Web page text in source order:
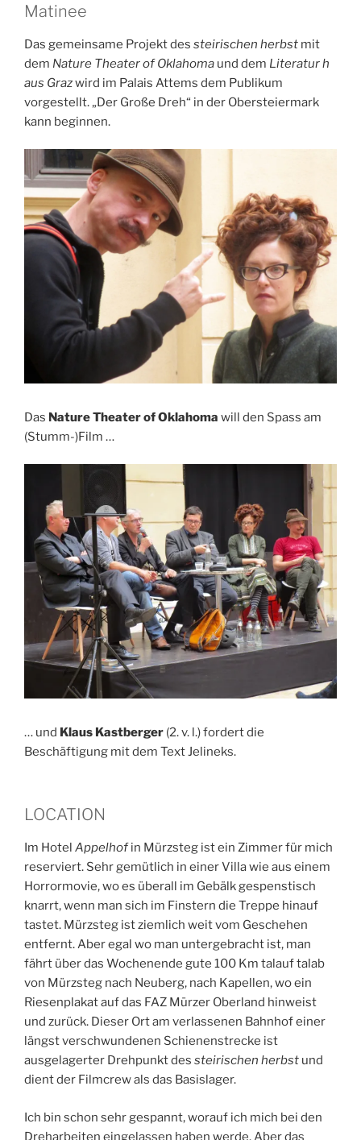
Matinee
Das gemeinsame Projekt des steirischen herbst mit
dem Nature Theater of Oklahoma und dem Literatur h
aus Grazwird im Palais Attems dem Publikum
vorgestellt. „Der Große Dreh“ in der Obersteiermark
kann beginnen.
Das Nature Theater of Oklahoma will den Spass am
(Stumm-)Film …
… und Klaus Kastberger (2. v. l.) fordert die
Beschäftigung mit dem Text Jelineks.
LOCATION
Im Hotel Appelhofin Mürzsteg ist ein Zimmer für mich
reserviert. Sehr gemütlich in einer Villa wie aus einem
Horrormovie, wo es überall im Gebälk gespenstisch
knarrt, wenn man sich im Finstern die Treppe hinauf
tastet. Mürzsteg ist ziemlich weit vom Geschehen
entfernt. Aber egal wo man untergebracht ist, man
fährt über das Wochenende gute 100 Km talauf talab
von Mürzsteg nach Neuberg, nach Kapellen, wo ein
Riesenplakat auf das FAZ Mürzer Oberland hinweist
und zurück. Dieser Ort am verlassenen Bahnhof einer
längst verschwundenen Schienenstrecke ist
ausgelagerter Drehpunkt des steirischen herbst und
dient der Filmcrew als das Basislager.
Ich bin schon sehr gespannt, worauf ich mich bei den
Dreharbeiten eingelassen haben werde. Aber das